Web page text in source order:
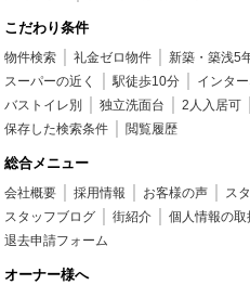
こだわり条件
物件検索 礼金ゼロ物件 新築・築浅5
スーパーの近く
駅徒歩10分 インタ
バストイレ別
独立洗面台 2人入居可
保存した検索条件
閲覧履歴
総合メニュー
会社概要 採用情報 お客様の声 ス
スタッフブログ
街紹介 個人情報の
退去申請フォーム
オーナー様へ